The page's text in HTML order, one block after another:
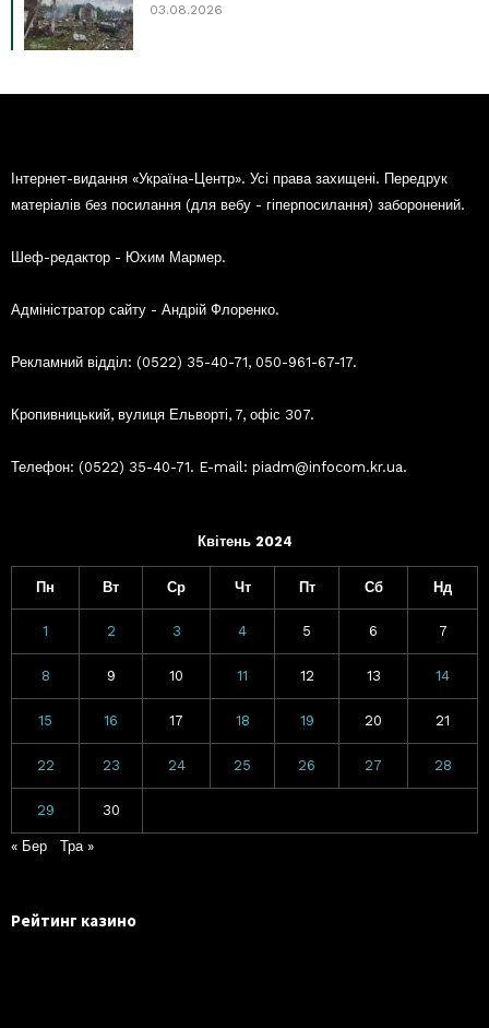
03.08.2026
Інтернет-видання «Україна-Центр». Усі права захищені. Передрук
матеріалів без посилання (для вебу - гіперпосилання) заборонений.
Шеф-редактор - Юхим Мармер.
Адміністратор сайту - Андрій Флоренко.
Рекламний відділ: (0522) 35-40-71, 050-961-67-17.
Кропивницький, вулиця Ельворті, 7, офіс 307.
Телефон: (0522) 35-40-71. E-mail: piadm@infocom.kr.ua.
Квітень 2024
Пн Вт Ср Чт Пт Сб Нд
1 2 3 4 5 6 7
8 9 10 11 12 13 14
15 16 17 18 19 20 21
22 23 24 25 26 27 28
29 30
« Бер Тра »
Рейтинг казино